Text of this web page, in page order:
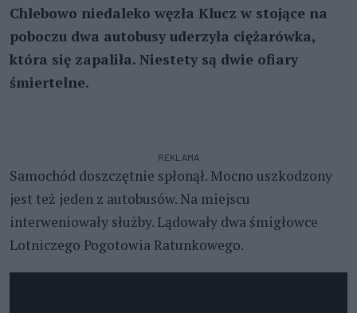
Chlebowo niedaleko węzła Klucz w stojące na
poboczu dwa autobusy uderzyła ciężarówka,
która się zapaliła. Niestety są dwie ofiary
śmiertelne.
REKLAMA
Samochód doszczętnie spłonął. Mocno uszkodzony
jest też jeden z autobusów. Na miejscu
interweniowały służby. Lądowały dwa śmigłowce
Lotniczego Pogotowia Ratunkowego.